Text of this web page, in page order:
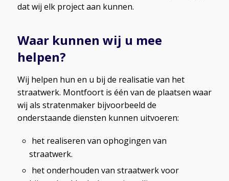
dat wij elk project aan kunnen.
Waar kunnen wij u mee
helpen?
Wij helpen hun en u bij de realisatie van het
straatwerk. Montfoort is één van de plaatsen waar
wij als stratenmaker bijvoorbeeld de
onderstaande diensten kunnen uitvoeren:
het realiseren van ophogingen van
straatwerk.
het onderhouden van straatwerk voor